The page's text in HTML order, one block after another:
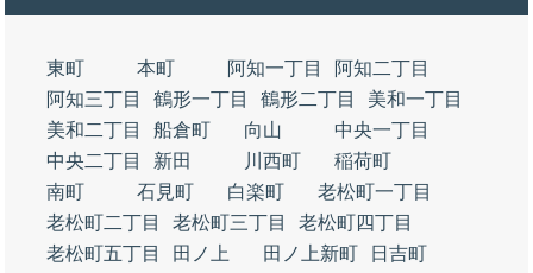
東町 本町 阿知一丁目
阿知二丁目
阿知三丁目
鶴形一丁目 鶴形二丁目
美和一丁目
美和二丁目
船倉町 向山
中央一丁目
中央二丁目
新田 川西町
稲荷町
南町
石見町 白楽町
老松町一丁目
老松町二丁目
老松町三丁目
老松町四丁目
老松町五丁目
田ノ上 田ノ上新町
日吉町